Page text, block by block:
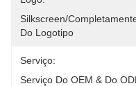
Silkscreen/
Do Logotipo
Serviço:
Serviço Do OEM & Do